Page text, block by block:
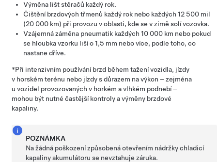
Výměna lišt stěračů každý rok.
Čištění brzdových třmenů každý rok nebo každých 12 500 mil
(20 000 km) při provozu v oblasti, kde se v zimě solí vozovka.
Vzájemná záměna pneumatik každých 10 000 km nebo pokud
se hloubka vzorku liší o1,5 mm nebo více, podle toho, co
nastane dříve.
*Při intenzivním používání brzd během tažení vozidla, jízdy
v horském terénu nebo jízdy s důrazem na výkon – zejména
u vozidel provozovaných v horkém a vlhkém podnebí –
mohou být nutné častější kontroly a výměny brzdové
kapaliny.
POZNÁMKA
Na žádná poškození způsobená otevřením nádržky chladicí
kapaliny akumulátoru se nevztahuje záruka.